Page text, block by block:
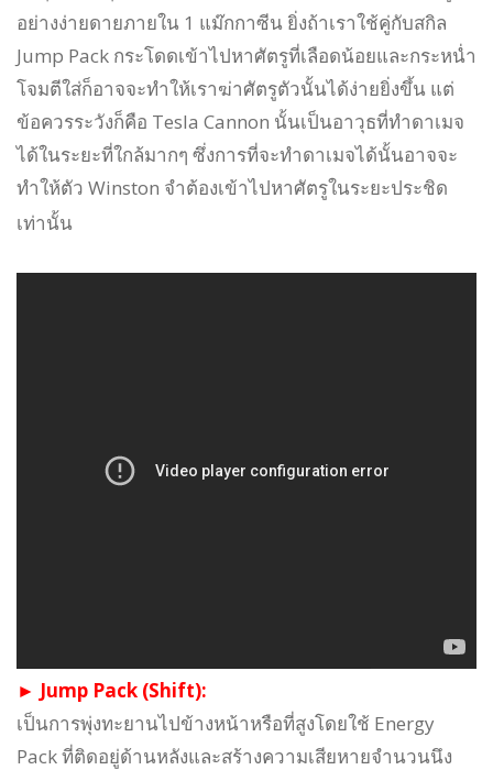
อย่างง่ายดายภายใน 1 แม๊กกาซีน ยิ่งถ้าเราใช้คู่กับสกิล
Jump Pack กระโดดเข้าไปหาศัตรูที่เลือดน้อยและกระหน่ำ
โจมตีใส่ก็อาจจะทำให้เราฆ่าศัตรูตัวนั้นได้ง่ายยิ่งขึ้น แต่
ข้อควรระวังก็คือ Tesla Cannon นั้นเป็นอาวุธที่ทำดาเมจ
ได้ในระยะที่ใกล้มากๆ ซึ่งการที่จะทำดาเมจได้นั้นอาจจะ
ทำให้ตัว Winston จำต้องเข้าไปหาศัตรูในระยะประชิด
เท่านั้น
► Jump Pack (Shift):
เป็นการพุ่งทะยานไปข้างหน้าหรือที่สูงโดยใช้ Energy
Pack ที่ติดอยู่ด้านหลังและสร้างความเสียหายจำนวนนึง